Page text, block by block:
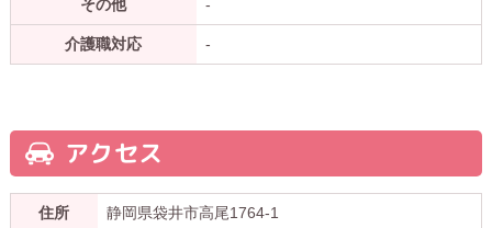
その他 -
介護職対応 -
アクセス
住所 静岡県袋井市高尾1764-1